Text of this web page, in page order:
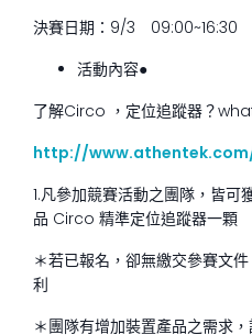
決賽日期：9/3 09:00~16:30
活動內容●
了解Circo ，定位追蹤器？
http://
1.凡參加競賽活動之團隊，皆
品 Circo 精準定位追蹤器一顆
＊若已報名，卻無繳交參賽文
利
＊團隊有增加裝置產品之需求